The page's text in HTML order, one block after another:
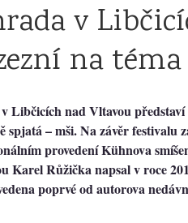
v
na téma
Libčicích nad Vltavou
spjatá – mši. Na závěr festivalu
provedení Kühnova
Karel Růžička napsal v roce
poprvé od autorova